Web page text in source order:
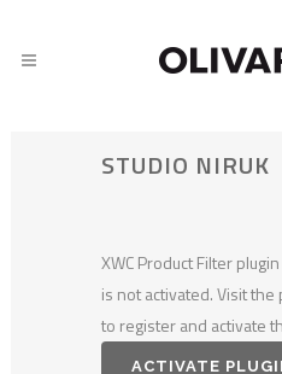
STUDIO NIRUK
XWC Product Filter
is not activated. Visit
to register and activate
ACTIVATE